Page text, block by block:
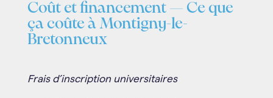
Coût et financement — Ce que
ça coûte à Montigny-le-
Bretonneux
Frais d’inscription universitaires